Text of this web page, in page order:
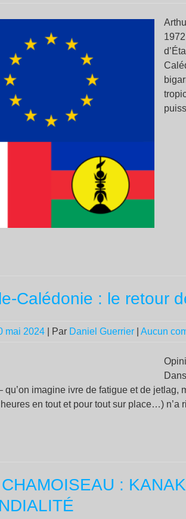
Calédonie : le retour
mai 2024 | Par Daniel Guerrier Aucun
qu’on imagine ivre de fatigue et de
en tout et pour tout sur place…)
: